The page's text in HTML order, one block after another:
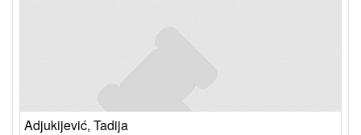
Adjukijević, Tadija